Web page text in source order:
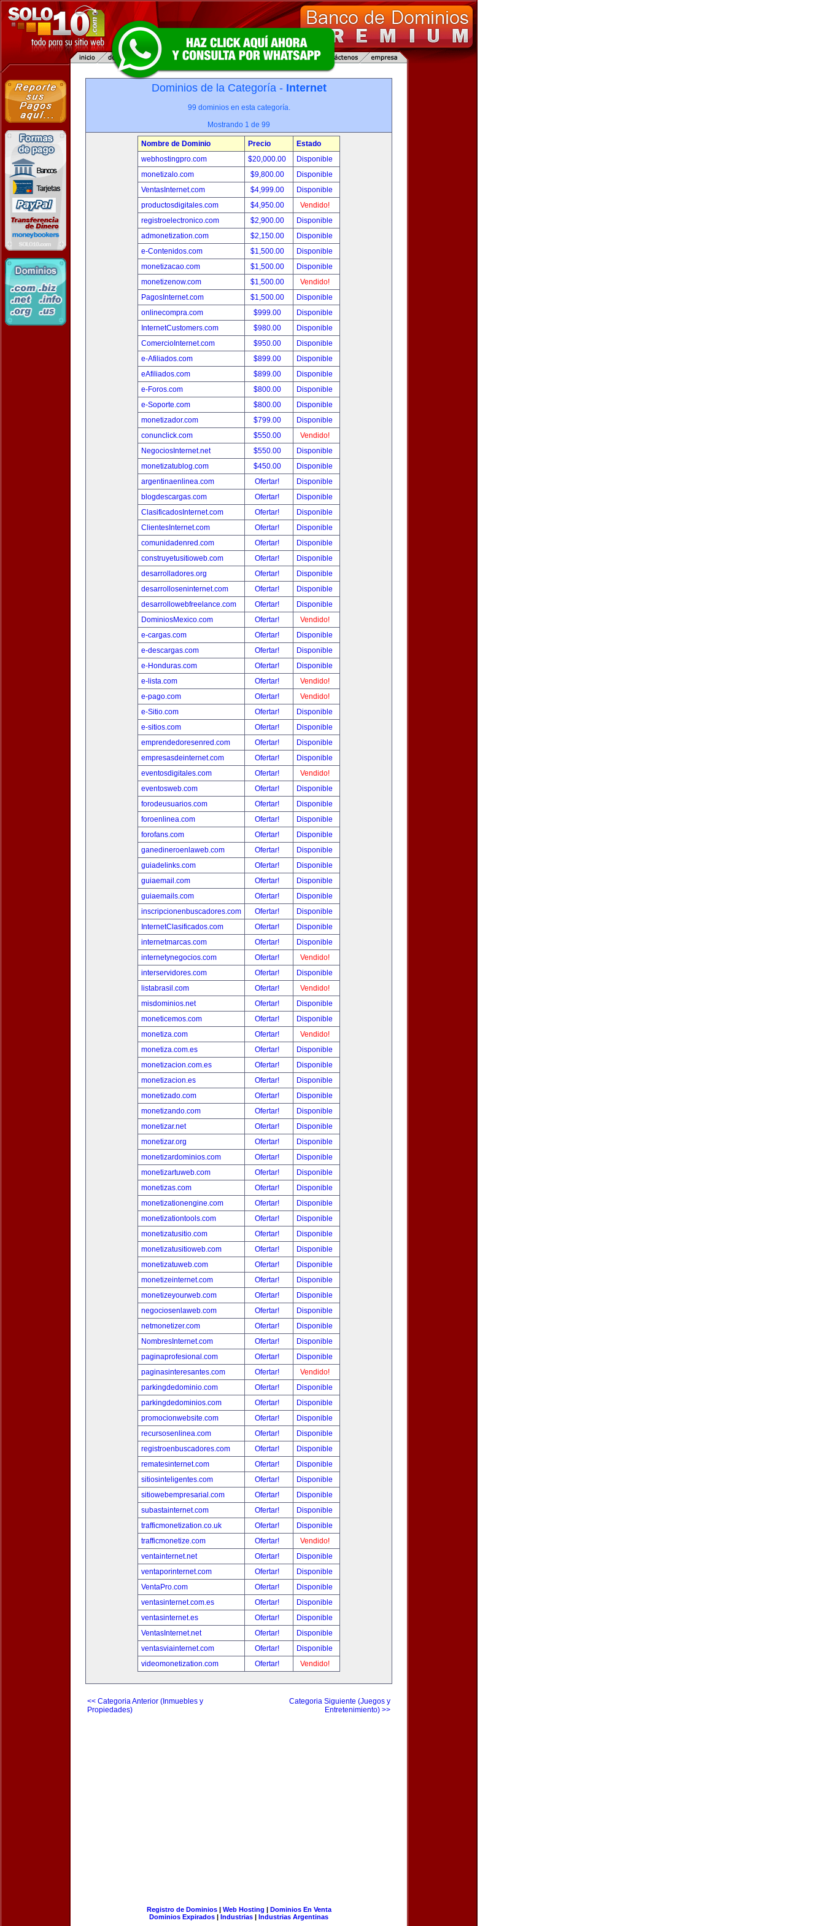
Dominios de la Categoría - Internet
99 dominios en esta categoría.
Mostrando 1 de 99
Nombre de Dominio Precio
Estado
webhostingpro.com
$20,000.00
Disponible
monetizalo.com
$9,800.00
Disponible
VentasInternet.com
$4,999.00
Disponible
productosdigitales.com
$4,950.00
Vendido!
registroelectronico.com
$2,900.00
Disponible
admonetization.com
$2,150.00
Disponible
e-Contenidos.com
$1,500.00
Disponible
monetizacao.com
$1,500.00
Disponible
monetizenow.com
$1,500.00
Vendido!
PagosInternet.com
$1,500.00
Disponible
onlinecompra.com
$999.00
Disponible
InternetCustomers.com
$980.00
Disponible
ComercioInternet.com
$950.00
Disponible
e-Afiliados.com
$899.00
Disponible
eAfiliados.com
$899.00
Disponible
e-Foros.com
$800.00
Disponible
e-Soporte.com
$800.00
Disponible
monetizador.com
$799.00
Disponible
conunclick.com
$550.00
Vendido!
NegociosInternet.net
$550.00
Disponible
monetizatublog.com
$450.00
Disponible
argentinaenlinea.com
Ofertar!
Disponible
blogdescargas.com
Ofertar!
Disponible
ClasificadosInternet.com
Ofertar!
Disponible
ClientesInternet.com
Ofertar!
Disponible
comunidadenred.com
Ofertar!
Disponible
construyetusitioweb.com
Ofertar!
Disponible
desarrolladores.org
Ofertar!
Disponible
desarrolloseninternet.com
Ofertar!
Disponible
desarrollowebfreelance.com
Ofertar!
Disponible
DominiosMexico.com
Ofertar!
Vendido!
e-cargas.com
Ofertar!
Disponible
e-descargas.com
Ofertar!
Disponible
e-Honduras.com
Ofertar!
Disponible
e-lista.com
Ofertar!
Vendido!
e-pago.com
Ofertar!
Vendido!
e-Sitio.com
Ofertar!
Disponible
e-sitios.com
Ofertar!
Disponible
emprendedoresenred.com
Ofertar!
Disponible
empresasdeinternet.com
Ofertar!
Disponible
eventosdigitales.com
Ofertar!
Vendido!
eventosweb.com
Ofertar!
Disponible
forodeusuarios.com
Ofertar!
Disponible
foroenlinea.com
Ofertar!
Disponible
forofans.com
Ofertar!
Disponible
ganedineroenlaweb.com
Ofertar!
Disponible
guiadelinks.com
Ofertar!
Disponible
guiaemail.com
Ofertar!
Disponible
guiaemails.com
Ofertar!
Disponible
inscripcionenbuscadores.com
Ofertar!
Disponible
InternetClasificados.com
Ofertar!
Disponible
internetmarcas.com
Ofertar!
Disponible
internetynegocios.com
Ofertar!
Vendido!
interservidores.com
Ofertar!
Disponible
listabrasil.com
Ofertar!
Vendido!
misdominios.net
Ofertar!
Disponible
moneticemos.com
Ofertar!
Disponible
monetiza.com
Ofertar!
Vendido!
monetiza.com.es
Ofertar!
Disponible
monetizacion.com.es
Ofertar!
Disponible
monetizacion.es
Ofertar!
Disponible
monetizado.com
Ofertar!
Disponible
monetizando.com
Ofertar!
Disponible
monetizar.net
Ofertar!
Disponible
monetizar.org
Ofertar!
Disponible
monetizardominios.com
Ofertar!
Disponible
monetizartuweb.com
Ofertar!
Disponible
monetizas.com
Ofertar!
Disponible
monetizationengine.com
Ofertar!
Disponible
monetizationtools.com
Ofertar!
Disponible
monetizatusitio.com
Ofertar!
Disponible
monetizatusitioweb.com
Ofertar!
Disponible
monetizatuweb.com
Ofertar!
Disponible
monetizeinternet.com
Ofertar!
Disponible
monetizeyourweb.com
Ofertar!
Disponible
negociosenlaweb.com
Ofertar!
Disponible
netmonetizer.com
Ofertar!
Disponible
NombresInternet.com
Ofertar!
Disponible
paginaprofesional.com
Ofertar!
Disponible
paginasinteresantes.com
Ofertar!
Vendido!
parkingdedominio.com
Ofertar!
Disponible
parkingdedominios.com
Ofertar!
Disponible
promocionwebsite.com
Ofertar!
Disponible
recursosenlinea.com
Ofertar!
Disponible
registroenbuscadores.com
Ofertar!
Disponible
rematesinternet.com
Ofertar!
Disponible
sitiosinteligentes.com
Ofertar!
Disponible
sitiowebempresarial.com
Ofertar!
Disponible
subastainternet.com
Ofertar!
Disponible
trafficmonetization.co.uk
Ofertar!
Disponible
trafficmonetize.com
Ofertar!
Vendido!
ventainternet.net
Ofertar!
Disponible
ventaporinternet.com
Ofertar!
Disponible
VentaPro.com
Ofertar!
Disponible
ventasinternet.com.es
Ofertar!
Disponible
ventasinternet.es
Ofertar!
Disponible
VentasInternet.net
Ofertar!
Disponible
ventasviainternet.com
Ofertar!
Disponible
videomonetization.com
Ofertar! Vendido!
<< Categoria Anterior (Inmuebles y
Propiedades)
Categoria Siguiente (Juegos y
Entretenimiento) >>
Registro de Dominios| Web Hosting | Dominios En Venta
Dominios Expirados | Industrias | Industrias Argentinas